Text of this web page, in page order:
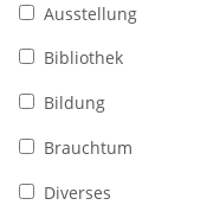
Ausstellung
Bibliothek
Bildung
Brauchtum
Diverses